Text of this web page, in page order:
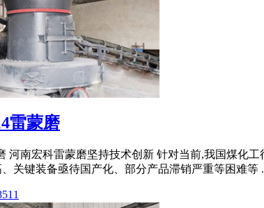
雷蒙磨
河南宏科雷蒙磨坚持技术创新 针对当前,我国煤化
关键装备亟待国产化、部分产品滞销严重等困难等